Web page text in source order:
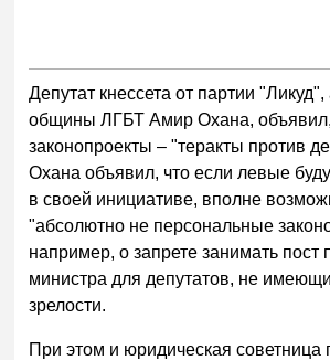
Депутат кнессета от партии "Ликуд",
общины ЛГБТ Амир Охана,
законопроекты – "теракты против
Охана объявил, что если левые
в своей инициативе, вполне
"абсолютно не персональные
например, о запрете занимать пост
министра для депутатов, не
зрелости.
При этом и юридическая советница